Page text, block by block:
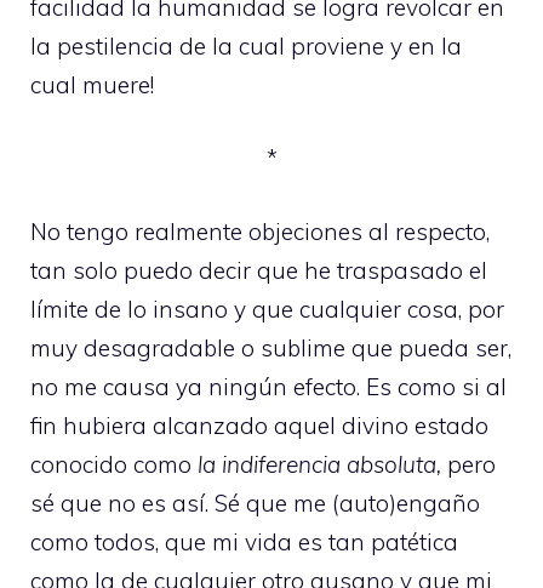
facilidad la humanidad se logra revolcar en
la pestilencia de la cual proviene y en la
cual muere!
*
No tengo realmente objeciones al respecto,
tan solo puedo decir que he traspasado el
límite de lo insano y que cualquier cosa, por
muy desagradable o sublime que pueda ser,
no me causa ya ningún efecto. Es como si al
fin hubiera alcanzado aquel divino estado
conocido como la indiferencia absoluta, pero
sé que no es así. Sé que me (auto)engaño
como todos, que mi vida es tan patética
como la de cualquier otro gusano y que mi